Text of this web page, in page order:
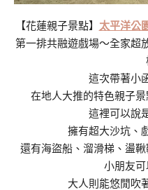
【花蓮親子景點】 太平洋公
第一排共融遊戲場～全家超
這次帶著小
在地人大推的特色親子
這裡可以說
擁有超大沙坑、
還有海盜船、溜滑梯、盪
小朋友可
大人則能悠閒吹